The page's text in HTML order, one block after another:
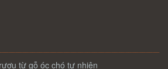
từ gỗ óc chó tự nhiên